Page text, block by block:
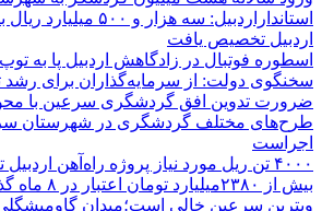
استانداراردبیل: سه هزار
اردبیل تخصیص یافت
اسطوره فوتبال در زادگاهش اردبیل پا به
سخنگوی دولت: از سرمایه‌گذاران برای رشد
ضرورت تدوین افق گردشگری سرعین با
طرح‌های مختلف گردشگری در شهرستان
اجراست
۴۰۰۰ تن ریل مورد نیاز پروژه راه‌آهن
بیش از ۲۳۸۰میلیارد تومان اعتبار در ۸ ماه گذشته
ویترین سرعین خالی است؛میدان گاومیشگلی